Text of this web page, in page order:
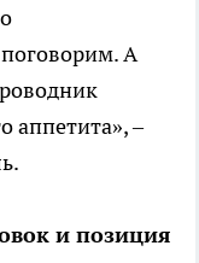
А
аппетита», –
и позиция